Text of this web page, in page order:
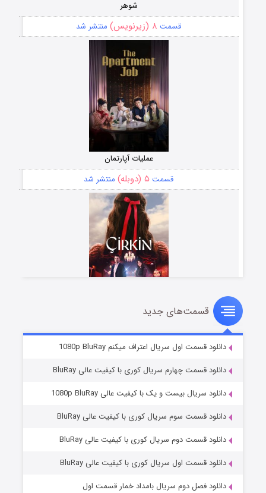
شوهر
قسمت ۸ (زیرنویس) منتشر شد
عملیات آپارتمان
قسمت ۵ (دوبله) منتشر شد
سریال زشت
قسمت۲ (زیرنویس) منتشر شد
مردگان متحرک: شهر مرده ۳
قسمت۲ (زیرنویس) منتشر شد
قسمت‌های جدید
دانلود قسمت اول سریال اعتراف میکنم 1080p BluRay
دانلود قسمت چهارم سریال کوری با کیفیت عالی BluRay
دانلود سریال بیست و یک با کیفیت عالی 1080p BluRay
دانلود قسمت سوم سریال کوری با کیفیت عالی BluRay
دانلود قسمت دوم سریال کوری با کیفیت عالی BluRay
دانلود قسمت اول سریال کوری با کیفیت عالی BluRay
دانلود فصل دوم سریال بامداد خمار قسمت اول